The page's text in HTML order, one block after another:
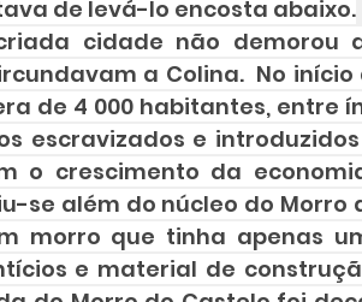
de levá-lo encosta abaixo.
cidade não demorou
a Colina.  No
de 4 000 habitantes, entre
escravizados e
o crescimento da
se além do núcleo do Morro
morro que tinha apenas
e material de